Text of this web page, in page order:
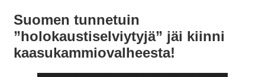
Suomen tunnetuin
”holokaustiselviytyjä” jäi kiinni
kaasukammiovalheesta!